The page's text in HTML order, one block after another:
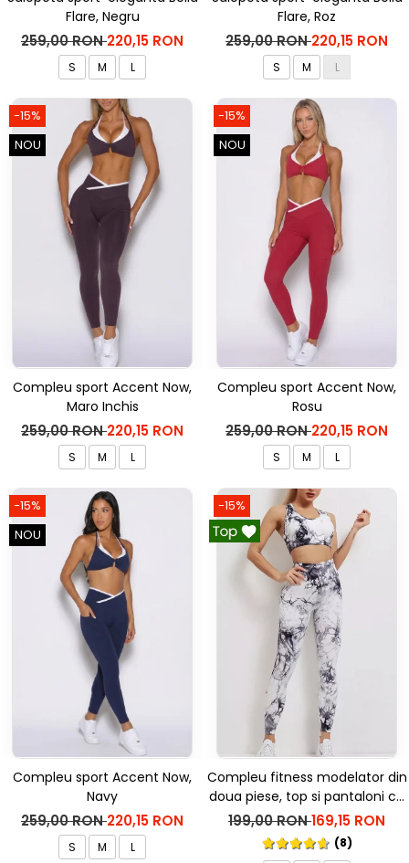
Flare, Negru
259,00 RON220,15 RON
S M L
Flare, Roz
259,00 RON220,15 RON
S M L
-15%
NOU
Compleu sport Accent Now,
Maro Inchis
259,00 RON220,15 RON
S M L
-15%
NOU
Compleu sport Accent Now,
Rosu
259,00 RON220,15 RON
S M L
-15%
NOU
Compleu sport Accent Now,
Navy
259,00 RON220,15 RON
S M L
-15%
Compleu fitness modelator din
doua piese, top si pantaloni cu
talie inalta Marble, Alb cu Negru
199,00 RON169,15 RON
(8)